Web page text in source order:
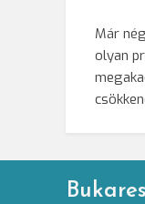
Már
olyan